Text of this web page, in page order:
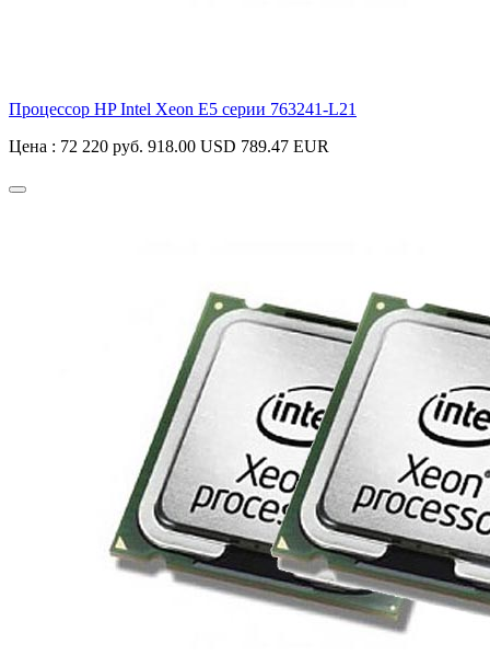
Процессор HP Intel Xeon E5 серии 763241-L21
Цена : 72 220 руб. 918.00 USD 789.47 EUR